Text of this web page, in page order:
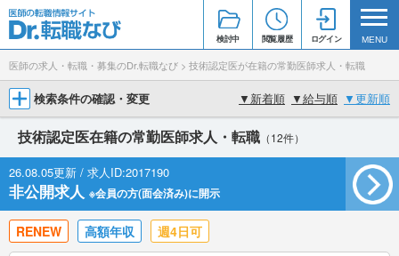
検討中 閲覧履歴 ログイン MENU
医師の求人・転職・募集のDr.転職なび > 技術認定医が在籍の常勤医師求人・転職
検索条件の確認・変更 ▼ 新着順 ▼給与順 ▼更新順
技術認定医在籍の常勤医師求人・転職 （12件）
26.08.05更新 / 求人ID:2017190
非公開求人 ※会員の方(面会済み)に開示
RENEW 高額年収 週4日可